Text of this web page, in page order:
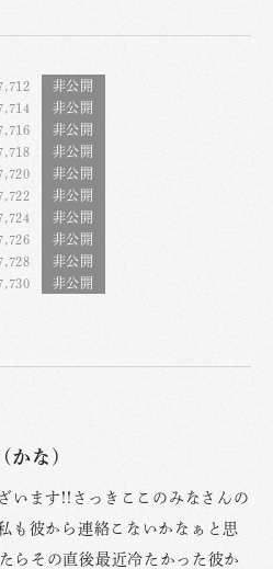
(かな)
います!!さっきここのみなさんの
も彼から連絡こないかなぁと思
らその直後最近冷たかった彼か